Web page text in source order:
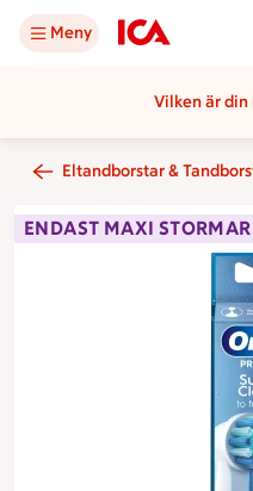
Meny
Vilken är din
Eltandborstar &
ENDAST MAXI